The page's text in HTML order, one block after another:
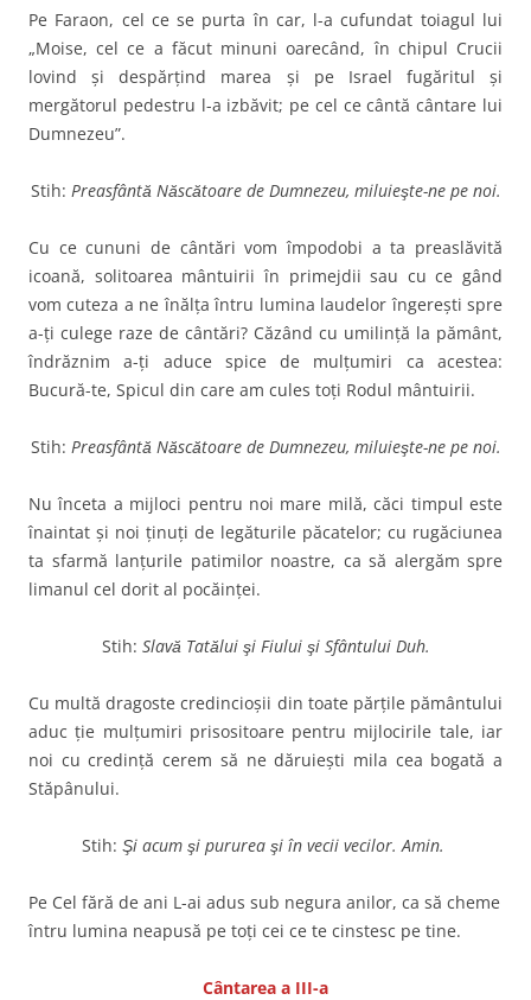
Pe Faraon, cel ce se purta în car, l-a cufundat toiagul lui
„Moise, cel ce a făcut minuni oarecând, în chipul Crucii
lovind şi despărţind marea şi pe Israel fugăritul şi
mergătorul pedestru l-a izbăvit; pe cel ce cântă cântare lui
Dumnezeu”.
Stih: Preasfântă Născătoare de Dumnezeu, miluieşte-ne pe noi.
Cu ce cununi de cântări vom împodobi a ta preaslăvită
icoană, solitoarea mântuirii în primejdii sau cu ce gând
vom cuteza a ne înălţa întru lumina laudelor îngereşti spre
a-ţi culege raze de cântări? Căzând cu umilinţă la pământ,
îndrăznim a-ţi aduce spice de mulţumiri ca acestea:
Bucură-te, Spicul din care am cules toţi Rodul mântuirii.
Stih: Preasfântă Născătoare de Dumnezeu, miluieşte-ne pe noi.
Nu înceta a mijloci pentru noi mare milă, căci timpul este
înaintat şi noi ţinuţi de legăturile păcatelor; cu rugăciunea
ta sfarmă lanţurile patimilor noastre, ca să alergăm spre
limanul cel dorit al pocăinţei.
Stih: Slavă Tatălui şi Fiului şi Sfântului Duh.
Cu multă dragoste credincioşii din toate părţile pământului
aduc ţie mulţumiri prisositoare pentru mijlocirile tale, iar
noi cu credinţă cerem să ne dăruieşti mila cea bogată a
Stăpânului.
Stih: Şi acum şi pururea şi în vecii vecilor. Amin.
Pe Cel fără de ani L-ai adus sub negura anilor, ca să cheme
întru lumina neapusă pe toţi cei ce te cinstesc pe tine.
Cântarea a III-a